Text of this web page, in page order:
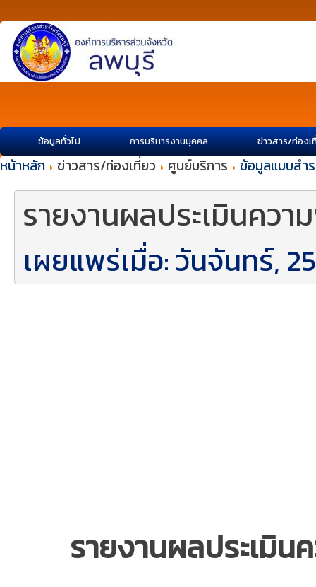
ข้อมูลทั่วไป การบริหารงานบุคคล ข่าวสาร/ท่องเ
หน้าหลัก ข่าวสาร/ท่องเที่ยว ศูนย์บริการ ข้อมูลแบบสำ
รายงานผลประเมินคว
เผยแพร่เมื่อ: วันจันทร์,
รายงานผลประเมิน